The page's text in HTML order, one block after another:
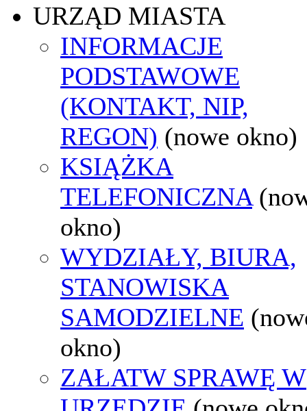
URZĄD MIASTA
INFORMACJE
PODSTAWOWE
(KONTAKT, NIP,
REGON) (nowe okno)
KSIĄŻKA
TELEFONICZNA
okno)
WYDZIAŁY, BIURA,
STANOWISKA
SAMODZIELNE
okno)
ZAŁATW SPRAWĘ W